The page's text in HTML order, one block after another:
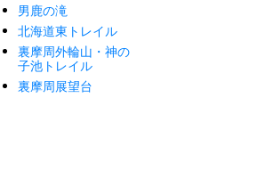
男鹿の滝
北海道東トレイル
裏摩周外輪山・神の
子池トレイル
裏摩周展望台